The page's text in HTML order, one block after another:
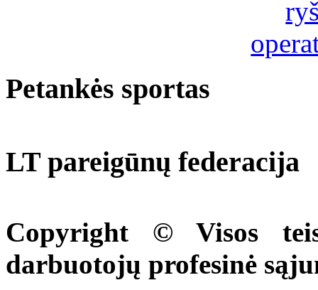
Petankės sportas
LT pareigūnų federacija
Copyright © Visos
darbuotojų profesinė